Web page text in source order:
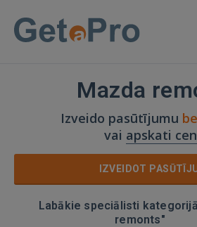
Mazda
Izveido pasūtījumu
vai apskati
IZVEIDOT
Labākie speciālisti
remonts"